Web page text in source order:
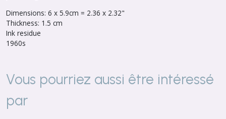
Dimensions: 6 x 5.9cm = 2.36 x 2.32"
Thickness: 1.5 cm
Ink residue
1960s
Vous pourriez aussi être intéressé
par